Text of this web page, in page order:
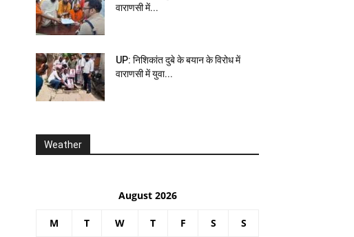
वाराणसी में...
UP: निशिकांत दुबे के बयान के विरोध में
वाराणसी में युवा...
Weather
August 2026
M T W T F S S